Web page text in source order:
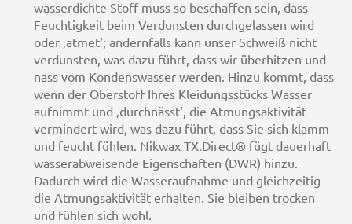
wasserdichte Stoff muss so beschaffen sein, dass
Feuchtigkeit beim Verdunsten durchgelassen wird
oder ‚atmet‘; andernfalls kann unser Schweiß nicht
verdunsten, was dazu führt, dass wir überhitzen und
nass vom Kondenswasser werden. Hinzu kommt, dass
wenn der Oberstoff Ihres Kleidungsstücks Wasser
aufnimmt und ‚durchnässt‘, die Atmungsaktivität
vermindert wird, was dazu führt, dass Sie sich klamm
und feucht fühlen. Nikwax TX.Direct® fügt dauerhaft
wasserabweisende Eigenschaften (DWR) hinzu.
Dadurch wird die Wasseraufnahme und gleichzeitig
die Atmungsaktivität erhalten. Sie bleiben trocken
und fühlen sich wohl.